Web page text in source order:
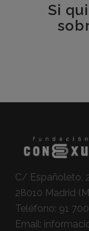
Si
C/ Españoleto,
28010 Madrid
Teléfono: 91
Email: